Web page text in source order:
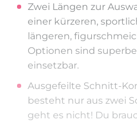
Zwei Längen zur
einer kürzeren,
längeren,
Optionen sind
einsetzbar.
Ausgefeilte Schnitt-
besteht nur aus zwei
geht es nicht! Du